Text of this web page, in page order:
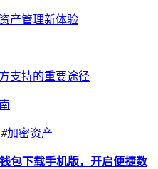
产管理新体验
支持的重要途径
#加密资产
包下载手机版，开启便捷数